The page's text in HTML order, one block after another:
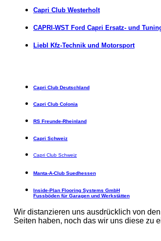
Capri Club Westerholt
CAPRI-WST Ford Capri Ersatz- und
Liebl Kfz-Technik und Motorsport
Capri Club Deutschland
Capri Club Colonia
RS Freunde-Rheinland
Capri Schweiz
Capri Club Schweiz
Manta-A-Club Suedhessen
Inside-Plan Flooring Systems GmbH
Fussböden für Garagen und Werkstätten
Wir distanzieren uns ausdrücklich von
Seiten haben, noch das wir uns diese zu